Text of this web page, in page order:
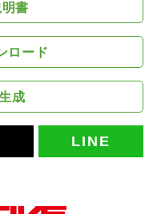
書
ロード
成
LINE